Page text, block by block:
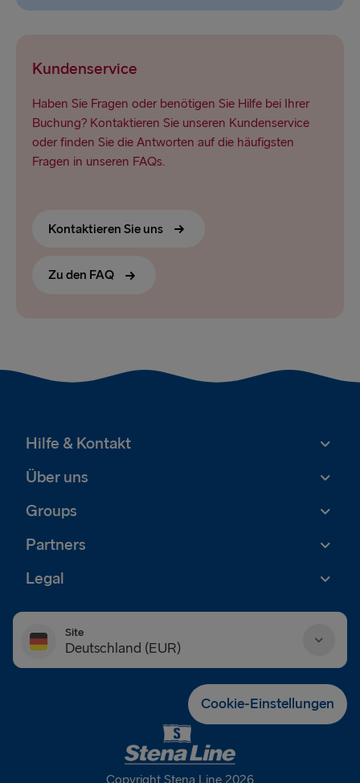
Kundenservice
Haben Sie Fragen oder benötigen Sie Hilfe bei Ihrer
Buchung? Kontaktieren Sie unseren Kundenservice
oder finden Sie die Antworten auf die häufigsten
Fragen in unseren FAQs.
Kontaktieren Sie uns
Zu den FAQ
Hilfe & Kontakt
Über uns
Groups
Partners
Legal
Site
Deutschland (EUR)
Cookie-Einstellungen
Copyright Stena Line 2026